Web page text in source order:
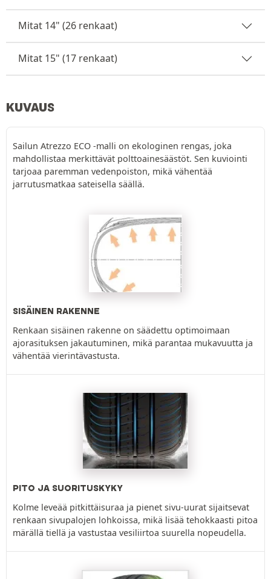
Mitat 14" (26 renkaat)
Mitat 15" (17 renkaat)
KUVAUS
Sailun Atrezzo ECO -malli on ekologinen rengas, joka
mahdollistaa merkittävät polttoainesäästöt. Sen kuviointi
tarjoaa paremman vedenpoiston, mikä vähentää
jarrutusmatkaa sateisella säällä.
SISÄINEN RAKENNE
Renkaan sisäinen rakenne on säädettu optimoimaan
ajorasituksen jakautuminen, mikä parantaa mukavuutta ja
vähentää vierintävastusta.
PITO JA SUORITUSKYKY
Kolme leveää pitkittäisuraa ja pienet sivu-uurat sijaitsevat
renkaan sivupalojen lohkoissa, mikä lisää tehokkaasti pitoa
märällä tiellä ja vastustaa vesiliirtoa suurella nopeudella.